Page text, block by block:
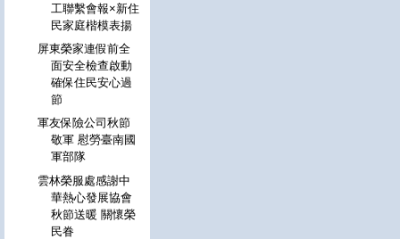
工聯繫會報×新住
民家庭楷模表揚
屏東榮家連假前全
面安全檢查啟動
確保住民安心過
節
軍友保險公司秋節
敬軍 慰勞臺南國
軍部隊
雲林榮服處感謝中
華熱心發展協會
秋節送暖 關懷榮
民眷